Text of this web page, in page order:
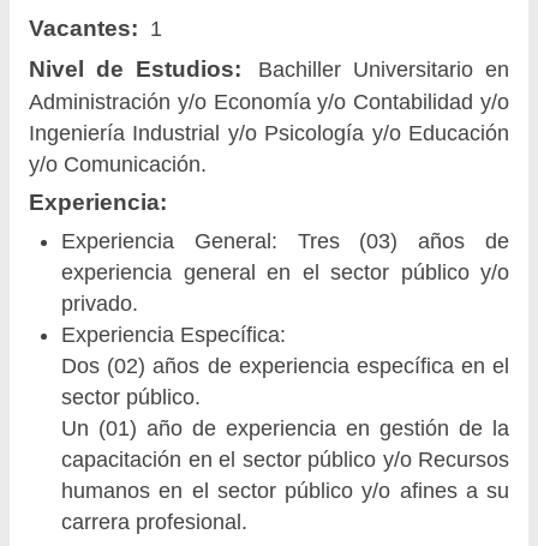
Vacantes: 1
Nivel de Estudios:
Bachiller Universitario en
Administración y/o Economía y/o Contabilidad y/o
Ingeniería Industrial y/o Psicología y/o Educación
y/o Comunicación.
Experiencia:
Experiencia General: Tres (03) años de
experiencia general en el sector público y/o
privado.
Experiencia Específica:
Dos (02) años de experiencia específica en el
sector público.
Un (01) año de experiencia en gestión de la
capacitación en el sector público y/o Recursos
humanos en el sector público y/o afines a su
carrera profesional.